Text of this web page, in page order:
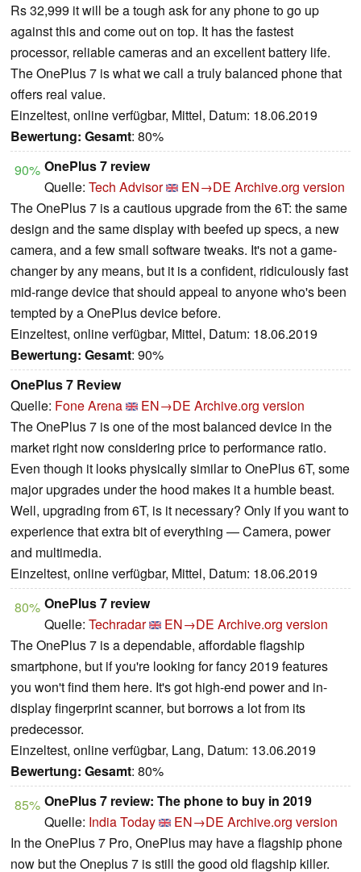
Rs 32,999 it will be a tough ask for any phone to go up
against this and come out on top. It has the fastest
processor, reliable cameras and an excellent battery life.
The OnePlus 7 is what we call a truly balanced phone that
offers real value.
Einzeltest, online verfügbar, Mittel, Datum: 18.06.2019
Bewertung: Gesamt: 80%
90% OnePlus 7 review
Quelle: Tech Advisor EN→DE Archive.org version
The OnePlus 7 is a cautious upgrade from the 6T: the same
design and the same display with beefed up specs, a new
camera, and a few small software tweaks. It's not a game-
changer by any means, but it is a confident, ridiculously fast
mid-range device that should appeal to anyone who's been
tempted by a OnePlus device before.
Einzeltest, online verfügbar, Mittel, Datum: 18.06.2019
Bewertung: Gesamt: 90%
OnePlus 7 Review
Quelle: Fone Arena EN→DE Archive.org version
The OnePlus 7 is one of the most balanced device in the
market right now considering price to performance ratio.
Even though it looks physically similar to OnePlus 6T, some
major upgrades under the hood makes it a humble beast.
Well, upgrading from 6T, is it necessary? Only if you want to
experience that extra bit of everything — Camera, power
and multimedia.
Einzeltest, online verfügbar, Mittel, Datum: 18.06.2019
80% OnePlus 7 review
Quelle: Techradar EN→DE Archive.org version
The OnePlus 7 is a dependable, affordable flagship
smartphone, but if you're looking for fancy 2019 features
you won't find them here. It's got high-end power and in-
display fingerprint scanner, but borrows a lot from its
predecessor.
Einzeltest, online verfügbar, Lang, Datum: 13.06.2019
Bewertung: Gesamt: 80%
85% OnePlus 7 review: The phone to buy in 2019
Quelle: India Today EN→DE Archive.org version
In the OnePlus 7 Pro, OnePlus may have a flagship phone
now but the Oneplus 7 is still the good old flagship killer.